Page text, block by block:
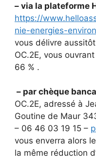
– via la plateforme
https://
nie-energies-
vous délivre
OC.2E, vous
66 % .
– par chèque
OC.2E, adressé à
Goutine de Maur
– 06 46 03 19 15 –
vous enverra alors
la même réduction